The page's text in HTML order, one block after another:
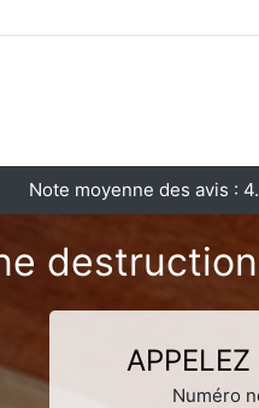
Note moyenne des avis :
Numéro